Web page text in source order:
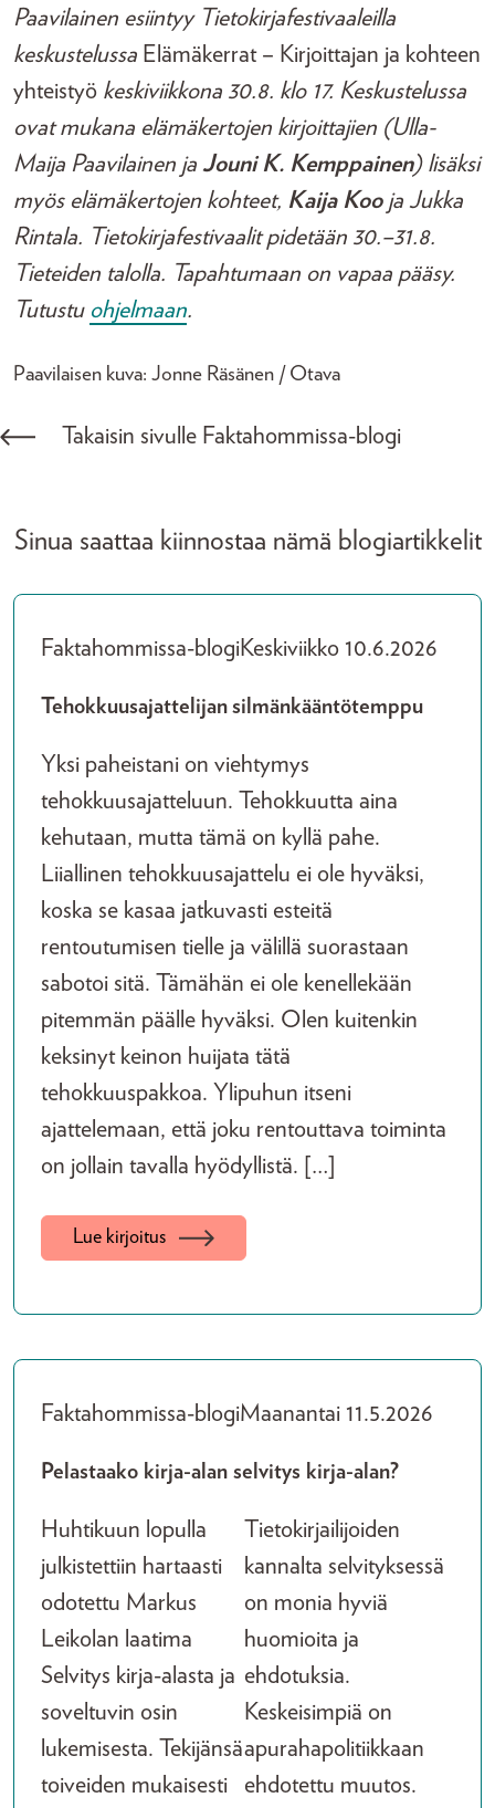
Paavilainen esiintyy Tietokirjafestivaaleilla
keskustelussa Elämäkerrat – Kirjoittajan ja kohteen
yhteistyö keskiviikkona 30.8. klo 17. Keskustelussa
ovat mukana elämäkertojen kirjoittajien (Ulla-
Maija Paavilainen ja Jouni K. Kemppainen) lisäksi
myös elämäkertojen kohteet, Kaija Kooja Jukka
Rintala. Tietokirjafestivaalit pidetään 30.–31.8.
Tieteiden talolla. Tapahtumaan on vapaa pääsy.
Tutustu ohjelmaan.
Paavilaisen kuva: Jonne Räsänen / Otava
Takaisin sivulle Faktahommissa-blogi
Sinua saattaa kiinnostaa nämä blogiartikkelit
Faktahommissa-blogiKeskiviikko 10.6.2026
Tehokkuusajattelijan silmänkääntötemppu
Yksi paheistani on viehtymys
tehokkuusajatteluun. Tehokkuutta aina
kehutaan, mutta tämä on kyllä pahe.
Liiallinen tehokkuusajattelu ei ole hyväksi,
koska se kasaa jatkuvasti esteitä
rentoutumisen tielle ja välillä suorastaan
sabotoi sitä. Tämähän ei ole kenellekään
pitemmän päälle hyväksi. Olen kuitenkin
keksinyt keinon huijata tätä
tehokkuuspakkoa. Ylipuhun itseni
ajattelemaan, että joku rentouttava toiminta
on jollain tavalla hyödyllistä. […]
Lue kirjoitus
Faktahommissa-blogiMaanantai 11.5.2026
Pelastaako kirja-alan selvitys kirja-alan?
Huhtikuun lopulla
julkistettiin hartaasti
odotettu Markus
Leikolan laatima
Selvitys kirja-alasta ja
soveltuvin osin
lukemisesta. Tekijänsä
toiveiden mukaisesti
Tietokirjailijoiden
kannalta selvityksessä
on monia hyviä
huomioita ja
ehdotuksia.
Keskeisimpiä on
apurahapolitiikkaan
ehdotettu muutos.